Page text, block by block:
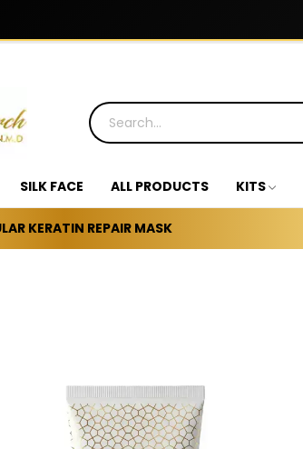
SILK FACE ALL PRODUCTS KITS
KERATIN REPAIR MASK